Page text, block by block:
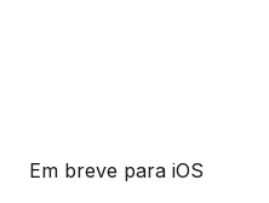
Em breve para iOS